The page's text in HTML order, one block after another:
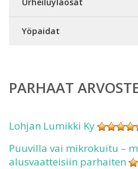
Yöpaidat
PARHAAT
Lohjan Lumikki Ky
Puuvilla vai mikrokuitu –
alusvaatteisiin parhaiten